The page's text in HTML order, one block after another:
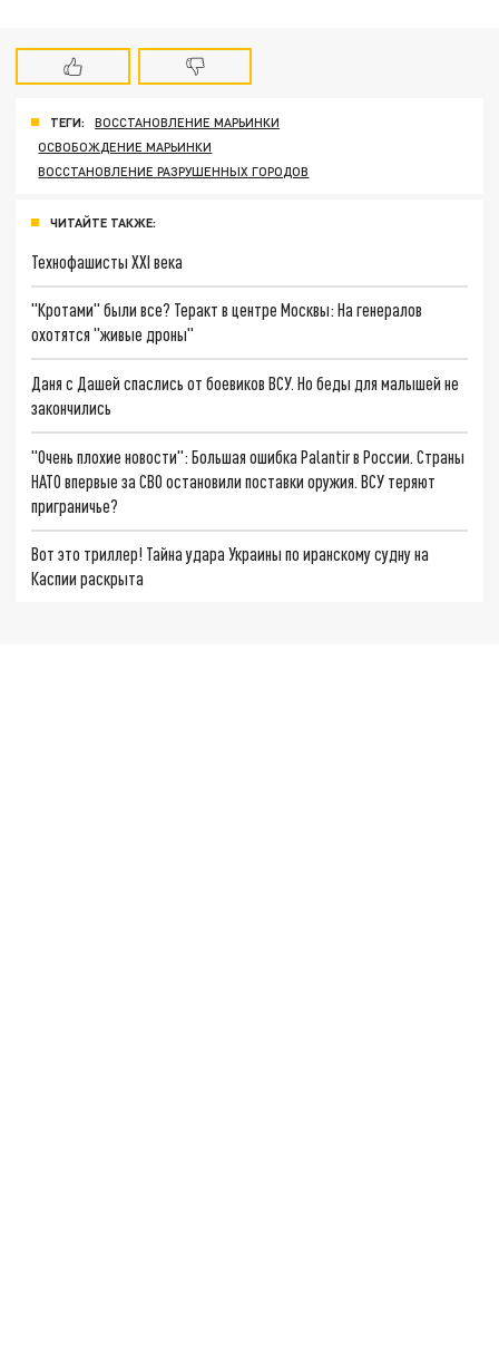
ТЕГИ:
ВОССТАНОВЛЕНИЕ МАРЬИНКИ
ОСВОБОЖДЕНИЕ МАРЬИНКИ
ВОССТАНОВЛЕНИЕ РАЗРУШЕННЫХ ГОРОДОВ
ЧИТАЙТЕ ТАКЖЕ:
Технофашисты XXI века
"Кротами" были все? Теракт в центре Москвы: На генералов
охотятся "живые дроны"
Даня с Дашей спаслись от боевиков ВСУ. Но беды для малышей не
закончились
"Очень плохие новости": Большая ошибка Palantir в России. Страны
НАТО впервые за СВО остановили поставки оружия. ВСУ теряют
приграничье?
Вот это триллер! Тайна удара Украины по иранскому судну на
Каспии раскрыта